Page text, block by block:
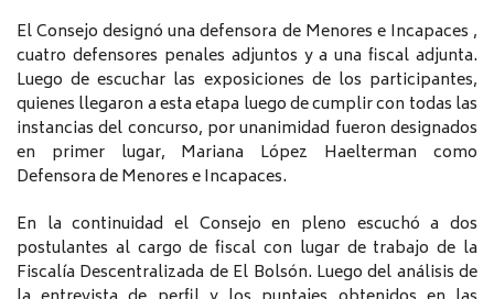
El Consejo designó una defensora de Menores e Incapaces ,
cuatro defensores penales adjuntos y a una fiscal adjunta.
Luego de escuchar las exposiciones de los participantes,
quienes llegaron a esta etapa luego de cumplir con todas las
instancias del concurso, por unanimidad fueron designados
en primer lugar, Mariana López Haelterman como
Defensora de Menores e Incapaces.
En la continuidad el Consejo en pleno escuchó a dos
postulantes al cargo de fiscal con lugar de trabajo de la
Fiscalía Descentralizada de El Bolsón. Luego del análisis de